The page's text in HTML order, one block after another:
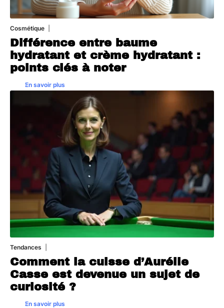
Cosmétique
Différence entre baume
hydratant et crème hydratant :
points clés à noter
En savoir plus
Tendances
Comment la cuisse d’Aurélie
Casse est devenue un sujet de
curiosité ?
En savoir plus